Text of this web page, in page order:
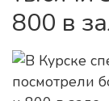
800 в